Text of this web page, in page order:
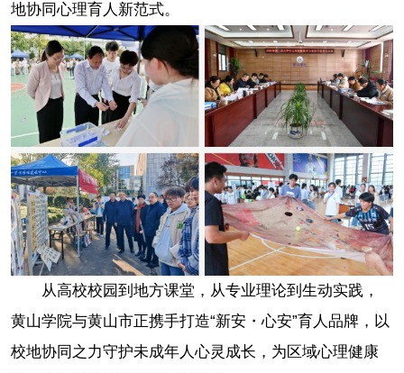
地协同心理育人新范式。
从高校校园到地方课堂，从专业理论到生动实践，
黄山学院与黄山市正携手打造“新安・心安”育人品牌，以
校地协同之力守护未成年人心灵成长，为区域心理健康